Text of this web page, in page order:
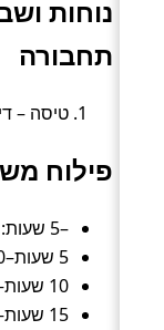
נוחות
תחבורה
טיסה – דירוג 5/5 (111
פילוח
–5 שעות: 5,403 נסיעות (כ־71%).
5 שעות–10 שעות: 1,517 נסיעות (כ־20%).
10 שעות–15 שעות: 616 נסיעות (כ־8%).
15 שעות–20 שעות: 16 נסיעות (כ־0%).